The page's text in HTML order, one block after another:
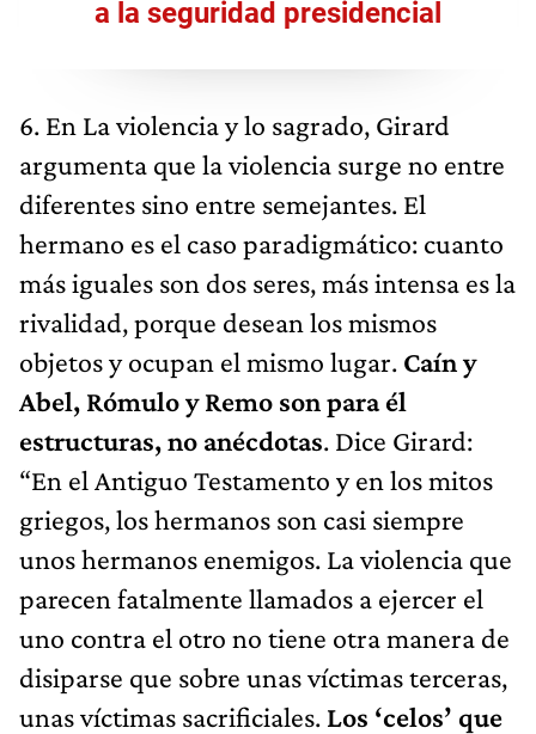
a la seguridad presidencial
6. En La violencia y lo sagrado, Girard
argumenta que la violencia surge no entre
diferentes sino entre semejantes. El
hermano es el caso paradigmático: cuanto
más iguales son dos seres, más intensa es la
rivalidad, porque desean los mismos
objetos y ocupan el mismo lugar. Caín y
Abel, Rómulo y Remo son para él
estructuras, no anécdotas. Dice Girard:
“En el Antiguo Testamento y en los mitos
griegos, los hermanos son casi siempre
unos hermanos enemigos. La violencia que
parecen fatalmente llamados a ejercer el
uno contra el otro no tiene otra manera de
disiparse que sobre unas víctimas terceras,
unas víctimas sacrificiales. Los ‘celos’ que